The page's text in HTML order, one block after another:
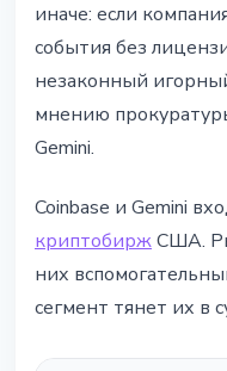
иначе: если
события без
незаконный
мнению
Gemini.
Coinbase и Gemini
криптобиржСША.
них
сегмент тянет их в